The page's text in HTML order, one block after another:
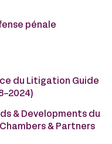
pénale
du Litigation Guide
2024)
& Developments du
& Partners